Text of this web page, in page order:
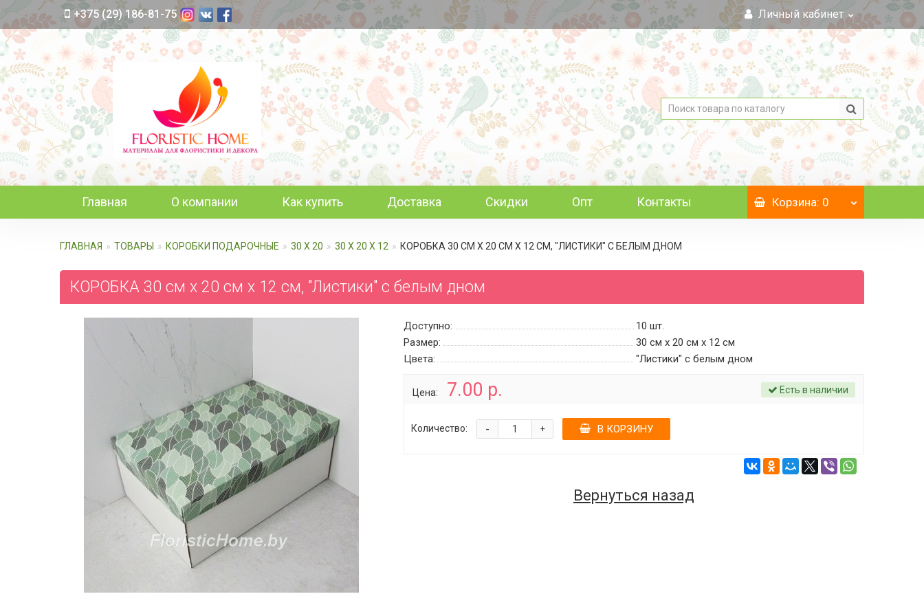
+375 (29) 186-81-75 Личный кабинет
Главная О компании Как купить Доставка Скидки Опт Контакты Корзина: 0
ГЛАВНАЯ ТОВАРЫ КОРОБКИ ПОДАРОЧНЫЕ 30 Х 20 30 Х 20 Х 12 КОРОБКА 30 СМ Х 20 СМ Х 12 СМ, "ЛИСТИКИ" C БЕЛЫМ ДНОМ
КОРОБКА 30 см х 20 см х 12 см, "Листики" c белым дном
Доступно: 10 шт.
Размер:
30 см х 20 см х 12 см
Цвета:
"Листики" c белым дном
Цена: 7.00 р. Есть в наличии
Количество: +
- В КОРЗИНУ
Вернуться назад